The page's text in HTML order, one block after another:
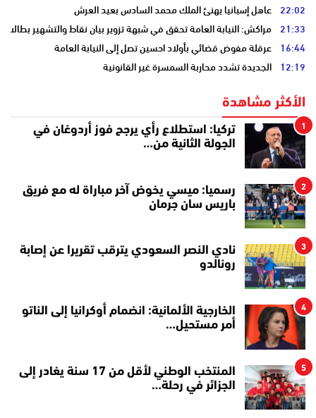
22:02 عاهل إسبانيا يهنئ الملك محمد السادس بعيد العرش
21:33 مراكش: النيابة العامة تحقق في شبهة تزوير بيان نقاط والتشهير بطالب
16:44 عرقلة مفوض قضائي بأولاد احسين تصل إلى النيابة العامة
12:19 الجديدة تشدد محاربة السمسرة غير القانونية
الأكثر مشاهدة
1
تركيا: استطلاع رأي يرجح فوز أردوغان في
الجولة الثانية من…
2
رسميا: ميسي يخوض آخر مباراة له مع فريق
باريس سان جرمان
3
نادي النصر السعودي يترقب تقريرا عن إصابة
رونالدو
4
الخارجية الألمانية: انضمام أوكرانيا إلى الناتو
أمر مستحيل…
5
المنتخب الوطني لأقل من 17 سنة يغادر إلى
الجزائر في رحلة…